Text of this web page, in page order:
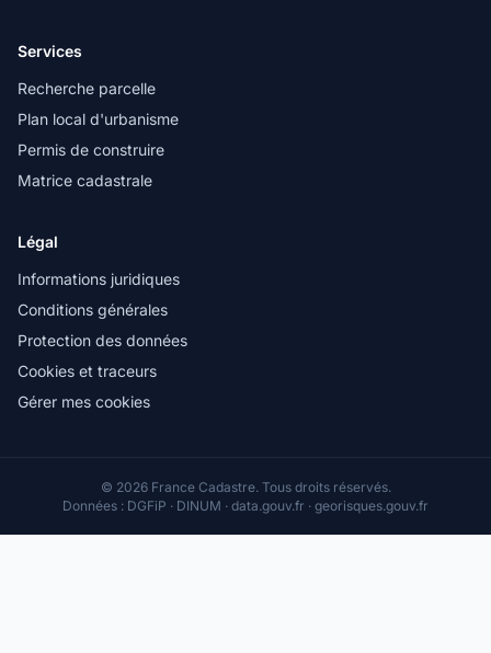
Services
Recherche parcelle
Plan local d'urbanisme
Permis de construire
Matrice cadastrale
Légal
Informations juridiques
Conditions générales
Protection des données
Cookies et traceurs
Gérer mes cookies
© 2026 France Cadastre. Tous droits réservés.
Données : DGFiP · DINUM · data.gouv.fr · georisques.gouv.fr